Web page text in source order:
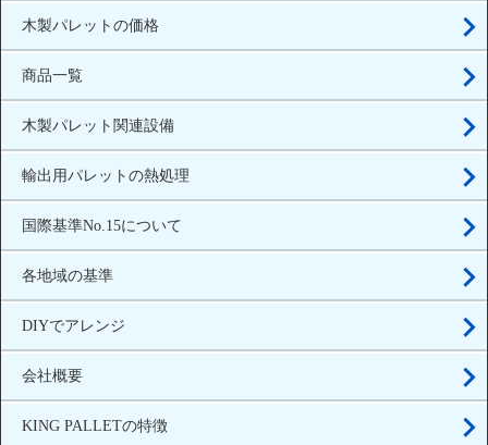
木製パレットの価格
商品一覧
木製パレット関連設備
輸出用パレットの熱処理
国際基準No.15について
各地域の基準
DIYでアレンジ
会社概要
KING PALLETの特徴